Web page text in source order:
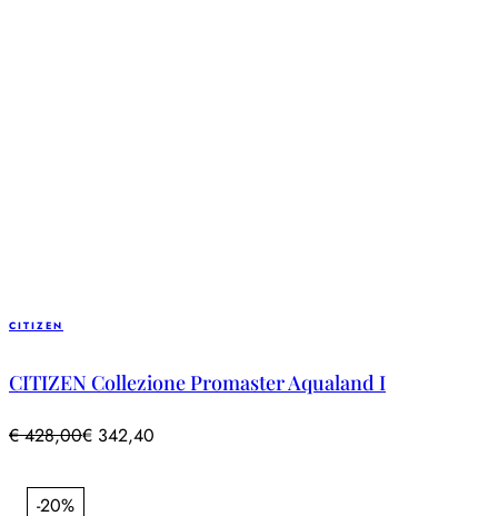
CITIZEN
CITIZEN Collezione Promaster Aqualand I
€428,00€ 342,40
-20%